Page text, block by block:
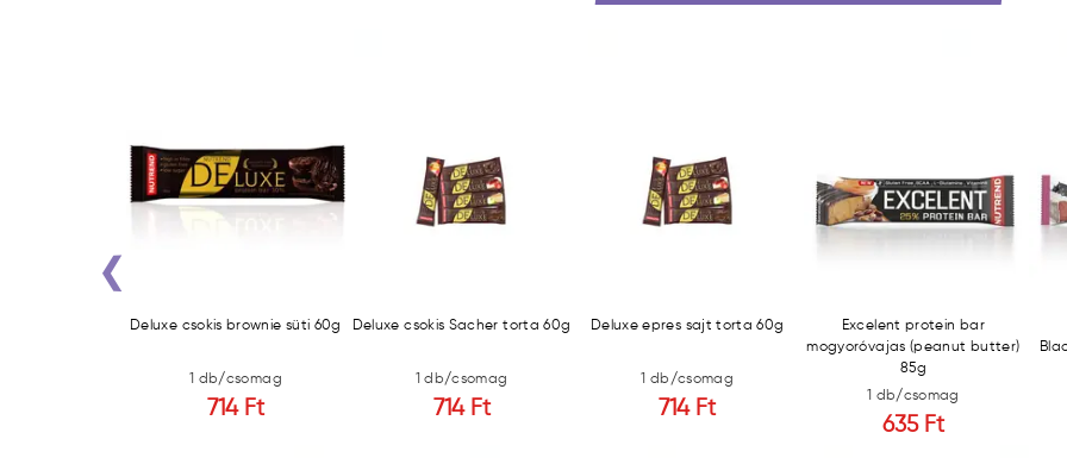
Deluxe csokis brownie süti 60g
1 db/csomag
714 Ft
Deluxe csokis Sacher torta 60g
1 db/csomag
714 Ft
Deluxe epres sajt torta 60g
1 db/csomag
714 Ft
Excelent protein bar
mogyoróvajas (peanut butter)
85g
1 db/csomag
635 Ft
‹